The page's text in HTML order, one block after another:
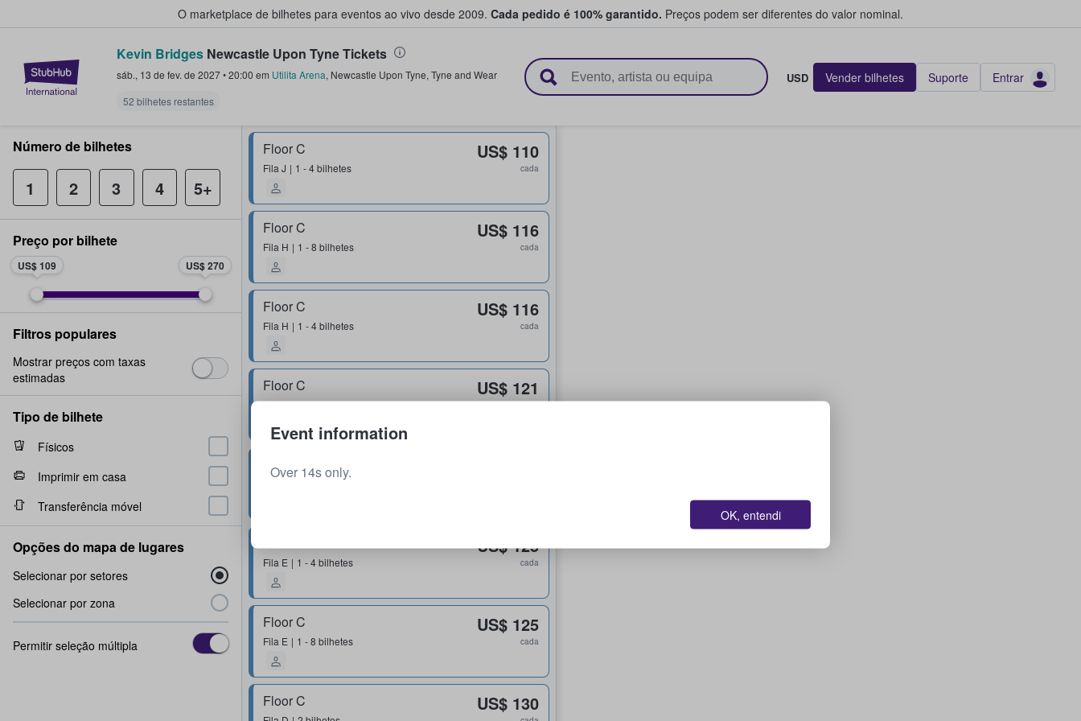
O marketplace de bilhetes para eventos ao vivo desde 2009. Cada pedido é 100% garantido. Preços podem ser diferentes do valor nominal.
StubHub – onde os fãs compram e vendem bilhetes
Kevin Bridges Newcastle Upon Tyne Tickets
sáb., 13 de fev. de 2027•20:00 em Utilita Arena, Newcastle Upon Tyne, Tyne and Wear
52 bilhetes restantes
USD Vender bilhetes Suporte Entrar
Floor C
Fila J 1 - 4 bilhetes
US$ 110
cada
Floor C
Fila H 1 - 8 bilhetes
US$ 116
cada
Floor C
Fila H 1 - 4 bilhetes
US$ 116
cada
Floor C
FilaF 1 - 8 bilhetes
US$ 121
cada
Floor C
1 - 4 bilhetes
Fila E 1 - 4 bilhetes
US$ 125
cada
Floor C
Fila E 1 - 8 bilhetes
US$ 125
cada
Floor C US$ 130
Número de bilhetes
1 2 3 4 5+
Preço por bilhete
US$ 109 US$ 270
Filtros populares
Mostrar preços com taxas
estimadas
Tipo de bilhete
Físicos
Imprimir em casa
Transferência móvel
Opções do mapa de lugares
Selecionar por setores
Selecionar por zona
Permitir seleção múltipla
Event information
Over 14s only.
OK, entendi